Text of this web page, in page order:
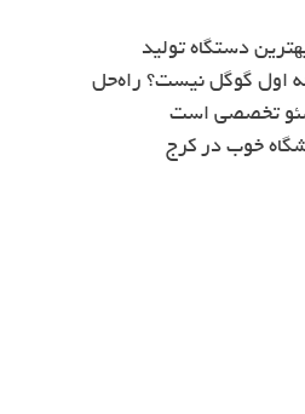
دستگاه تولید
اول گوگل نیست؟ راه‌حل
تخصصی است
خوب در کرج